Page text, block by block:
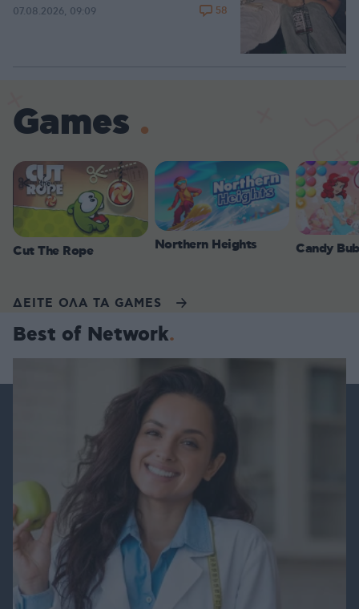
07.08.2026, 09:09 58
Games
Cut The Rope Northern Heights Candy
ΔΕΙΤΕ ΟΛΑ ΤΑ GAMES
Best of Network